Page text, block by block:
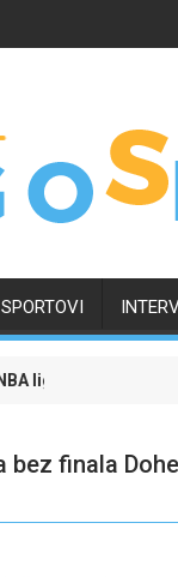
na raskrsnici, a
Evo kako je transfer
bez finala